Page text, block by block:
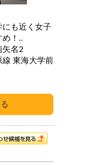
も近く女子
め！..
矢名2
線 東海大学前